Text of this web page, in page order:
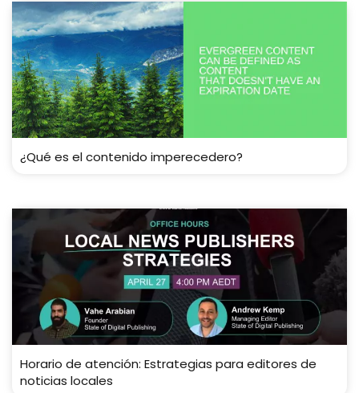
¿Qué es el contenido imperecedero?
Horario de atención: Estrategias para editores de
noticias locales